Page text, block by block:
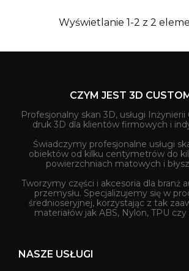
Wyświetlanie 1-2 z 2
CZYM JEST 3D
Profesjonalny skan 3D, usługi
druk 3D dla klientów firmowych i
Świadczymy profesjonalne usługi
obiektów od kilku centymetrów do
powierzchniach matowych i
Tworzymy części i akcesoria dla branż
przemysłu. Specjalizujemy się w
średnioseryjnej, korzystając z tak
materiałów jak ABS, Nylon, TPU
NASZE USŁUGI